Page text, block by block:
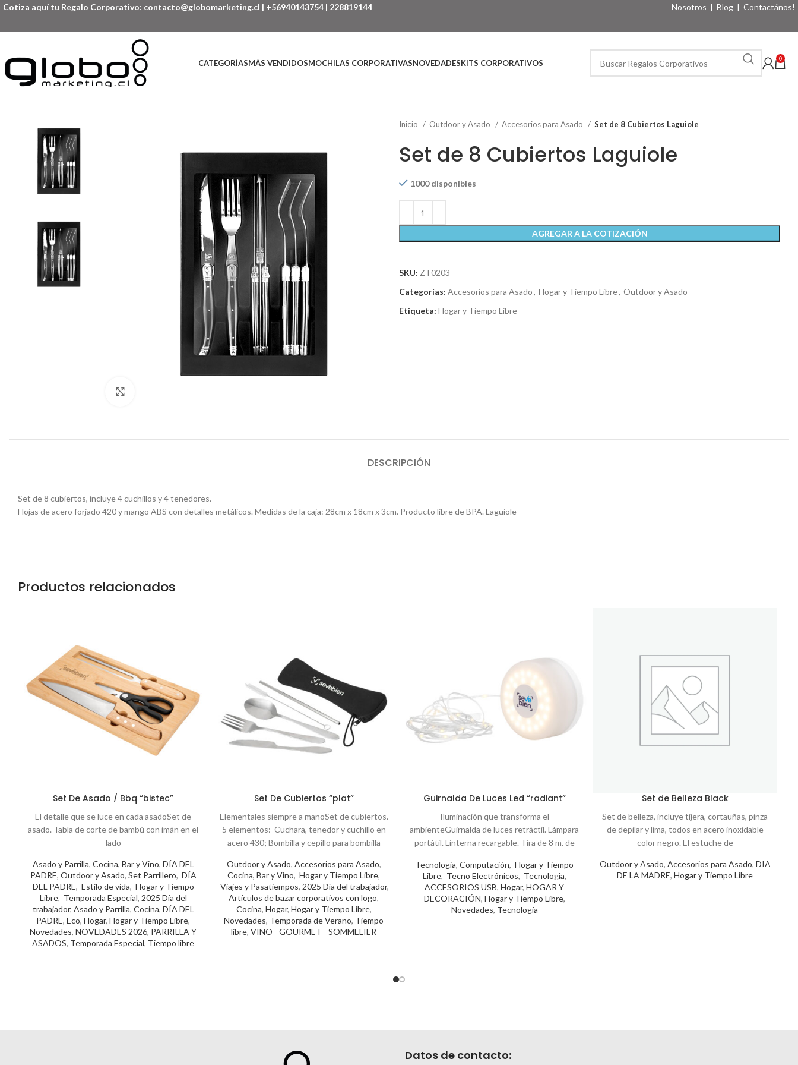
Cotiza aquí tu Regalo Corporativo: contacto@globomarketing.cl | +56940143754 | 228819144 Nosotros | Blog | Contactános!
CATEGORÍASMÁS VENDIDOSMOCHILAS CORPORATIVASNOVEDADESKITS CORPORATIVOS 0
Inicio Outdoor y Asado Accesorios para Asado Set de 8 Cubiertos Laguiole
Set de 8 Cubiertos Laguiole
1000 disponibles
AGREGAR A LA COTIZACIÓN
SKU: ZT0203
Categorías: Accesorios para Asado, Hogar y Tiempo Libre, Outdoor y Asado
Etiqueta: Hogar y Tiempo Libre
DESCRIPCIÓN
Set de 8 cubiertos, incluye 4 cuchillos y 4 tenedores.
Hojas de acero forjado 420 y mango ABS con detalles metálicos. Medidas de la caja: 28cm x 18cm x 3cm. Producto libre de BPA. Laguiole
Productos relacionados
Set De Asado / Bbq “bistec”
Asado y Parrilla, Cocina, Bar y Vino, DÍA DEL
PADRE, Outdoor y Asado, Set Parrillero, DÍA
DEL PADRE, Estilo de vida, Hogar y Tiempo
Libre, Temporada Especial, 2025 Día del
trabajador, Asado y Parrilla, Cocina, DÍA DEL
PADRE, Eco, Hogar, Hogar y Tiempo Libre,
Novedades, NOVEDADES 2026, PARRILLA Y
ASADOS, Temporada Especial, Tiempo libre
El detalle que se luce en cada asadoSet de
asado. Tabla de corte de bambú con imán en el
lado
Set De Cubiertos “plat”
Outdoor y Asado, Accesorios para Asado,
Cocina, Bar y Vino, Hogar y Tiempo Libre,
Viajes y Pasatiempos, 2025 Día del trabajador,
Artículos de bazar corporativos con logo,
Cocina, Hogar, Hogar y Tiempo Libre,
Novedades, Temporada de Verano, Tiempo
libre, VINO - GOURMET - SOMMELIER
Elementales siempre a manoSet de cubiertos.
5 elementos: Cuchara, tenedor y cuchillo en
acero 430; Bombilla y cepillo para bombilla
Guirnalda De Luces Led “radiant”
Tecnologia, Computación, Hogar y Tiempo
Libre, Tecno Electrónicos, Tecnologia,
ACCESORIOS USB, Hogar, HOGAR Y
DECORACIÓN, Hogar y Tiempo Libre,
Novedades, Tecnología
Iluminación que transforma el
ambienteGuirnalda de luces retráctil. Lámpara
portátil. Linterna recargable. Tira de 8 m. de
Set de Belleza Black
Outdoor y Asado, Accesorios para Asado, DIA
DE LA MADRE, Hogar y Tiempo Libre
Set de belleza, incluye tijera, cortauñas, pinza
de depilar y lima, todos en acero inoxidable
color negro. El estuche de
Datos de contacto: